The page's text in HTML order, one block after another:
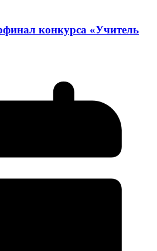
конкурса «Учитель